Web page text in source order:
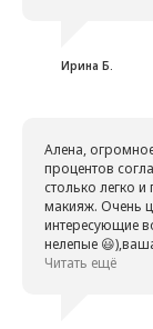
приобрести!
Ирина Б.
Алена,
процентов
столько легко
макияж. Очень
интересующие
нелепые
границ
Читать ещё